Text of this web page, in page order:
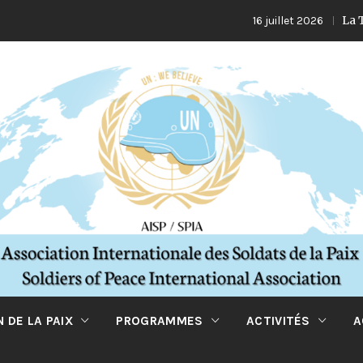
16 juillet 2026 La Turquie
DE LA PAIX PROGRAMMES ACTIVITÉS